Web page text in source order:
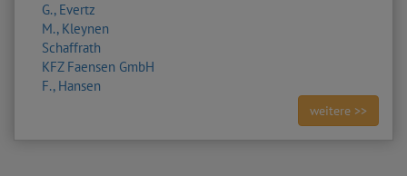
G., Evertz
M., Kleynen
Schaffrath
KFZ Faensen GmbH
F., Hansen
weitere >>